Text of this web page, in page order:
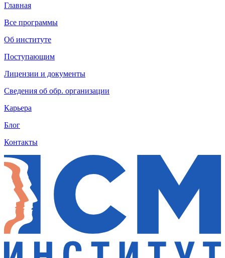
Главная
Все программы
Об институте
Поступающим
Лицензии и документы
Сведения об обр. организации
Карьера
Блог
Контакты